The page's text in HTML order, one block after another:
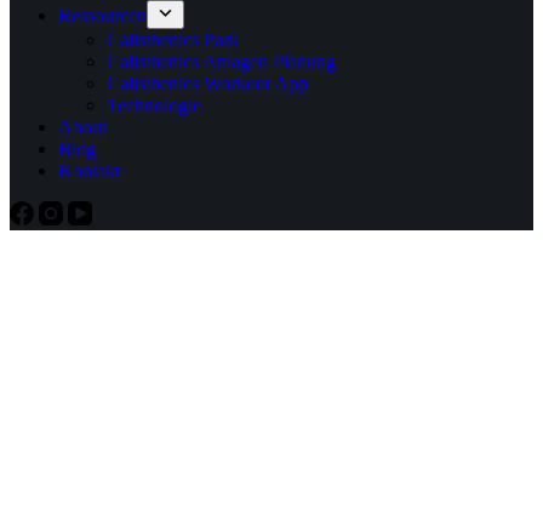
Ressourcen
Calisthenics Park
Calisthenics Anlagen Planung
Calisthenics Workout App
Technologie
About
Blog
Kontakt